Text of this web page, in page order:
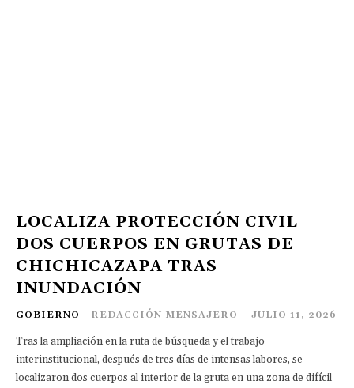
LOCALIZA PROTECCIÓN CIVIL
DOS CUERPOS EN GRUTAS DE
CHICHICAZAPA TRAS
INUNDACIÓN
GOBIERNO REDACCIÓN MENSAJERO - JULIO 11, 2026
Tras la ampliación en la ruta de búsqueda y el trabajo
interinstitucional, después de tres días de intensas labores, se
localizaron dos cuerpos al interior de la gruta en una zona de difícil